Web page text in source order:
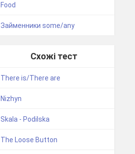
Food
Займенники some/any
Схожі тест
There is/There are
Nizhyn
Skala - Podilska
The Loose Button